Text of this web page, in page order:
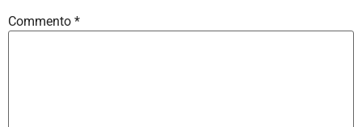
Commento *